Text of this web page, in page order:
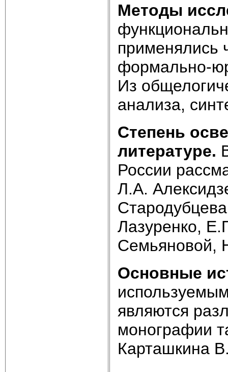
Методы
применялись
формально-
Из
анализа,
Степень
литературе.
России
Л.А.
Лазуренко,
Семьяновой,
Основные
являются
монографии
Карташкина